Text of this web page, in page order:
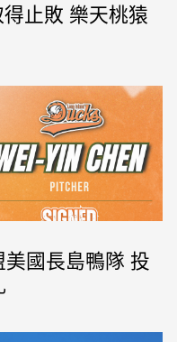
止敗 樂天桃猿
國長島鴨隊 投